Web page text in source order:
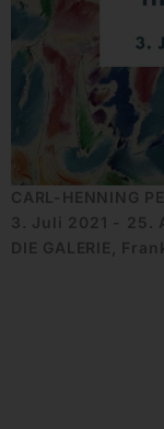
CARL-HENNING
3. Juli 2021 - 25.
DIE GALERIE,